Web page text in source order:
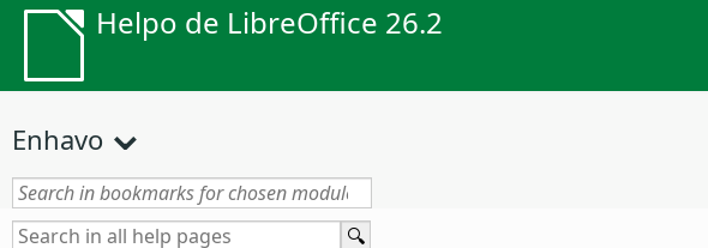
Helpo de LibreOffice 26.2
Enhavo